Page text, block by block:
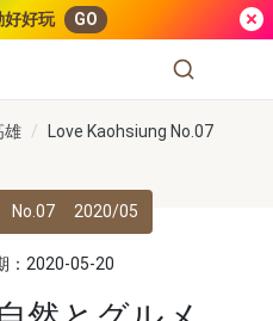
好好玩 GO
雄
Love Kaohsiung No.07
No.07 2020/05
：2020-05-20